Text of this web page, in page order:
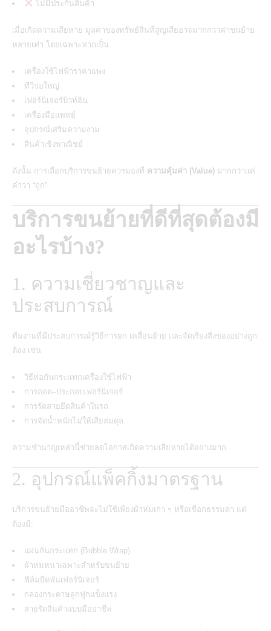
ไม่มีประกันสินค้า
เมื่อเกิดความเสียหาย มูลค่าของทรัพย์สินที่สูญเสียอาจมากกว่าค่าขนย้าย
หลายเท่า โดยเฉพาะหากเป็น
เครื่องใช้ไฟฟ้าราคาแพง
ทีวีจอใหญ่
เฟอร์นิเจอร์บิวท์อิน
เครื่องมือแพทย์
อุปกรณ์เสริมความงาม
สินค้าเชิงพาณิชย์
ดังนั้น การเลือกบริการขนย้ายควรมองที่ ความคุ้มค่า (Value) มากกว่าแค่
คำว่า “ถูก”
บริการขนย้ายที่ดีที่สุดต้องมี
อะไรบ้าง?
1. ความเชี่ยวชาญและ
ประสบการณ์
ทีมงานที่มีประสบการณ์รู้วิธีการยก เคลื่อนย้าย และจัดเรียงสิ่งของอย่างถูก
ต้อง เช่น
วิธีห่อกันกระแทกเครื่องใช้ไฟฟ้า
การถอด–ประกอบเฟอร์นิเจอร์
การรัดสายยึดสินค้าในรถ
การจัดน้ำหนักไม่ให้เสียสมดุล
ความชำนาญเหล่านี้ช่วยลดโอกาสเกิดความเสียหายได้อย่างมาก
2. อุปกรณ์แพ็คกิ้งมาตรฐาน
บริการขนย้ายมืออาชีพจะไม่ใช้เพียงผ้าห่มเก่า ๆ หรือเชือกธรรมดา แต่
ต้องมี:
แผ่นกันกระแทก (Bubble Wrap)
ผ้าห่มหนาเฉพาะสำหรับขนย้าย
ฟิล์มยืดพันเฟอร์นิเจอร์
กล่องกระดาษลูกฟูกแข็งแรง
สายรัดสินค้าแบบมืออาชีพ